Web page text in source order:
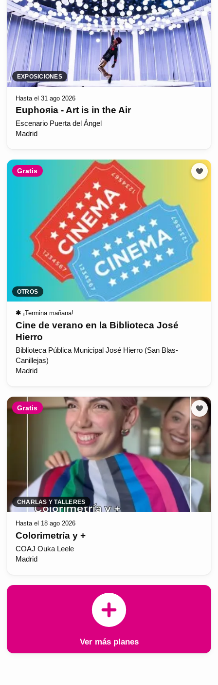
EXPOSICIONES
Hasta el 31 ago 2026
Euphoяia - Art is in the Air
Escenario Puerta del Ángel
Madrid
Gratis
OTROS
✱ ¡Termina mañana!
Cine de verano en la Biblioteca José
Hierro
Biblioteca Pública Municipal José Hierro (San Blas-
Canillejas)
Madrid
Gratis
CHARLAS Y TALLERES
Hasta el 18 ago 2026
Colorimetría y +
COAJ Ouka Leele
Madrid
Ver más planes